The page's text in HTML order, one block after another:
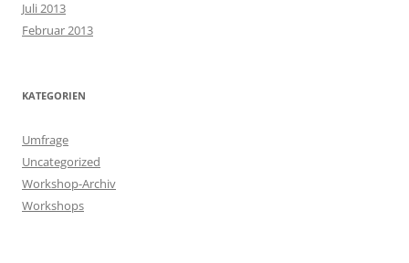
Juli 2013
Februar 2013
KATEGORIEN
Umfrage
Uncategorized
Workshop-Archiv
Workshops